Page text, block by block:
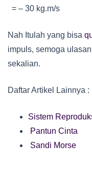
= – 30 kg.m/s
Nah Itulah yang bisa
impuls, semoga
sekalian.
Daftar Artikel Lainnya :
Sistem
Pantun Cinta
Sandi Morse